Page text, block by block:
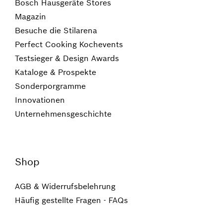
Bosch Hausgeräte Stores
Magazin
Besuche die Stilarena
Perfect Cooking Kochevents
Testsieger & Design Awards
Kataloge & Prospekte
Sonderporgramme
Innovationen
Unternehmensgeschichte
Shop
AGB & Widerrufsbelehrung
Häufig gestellte Fragen - FAQs